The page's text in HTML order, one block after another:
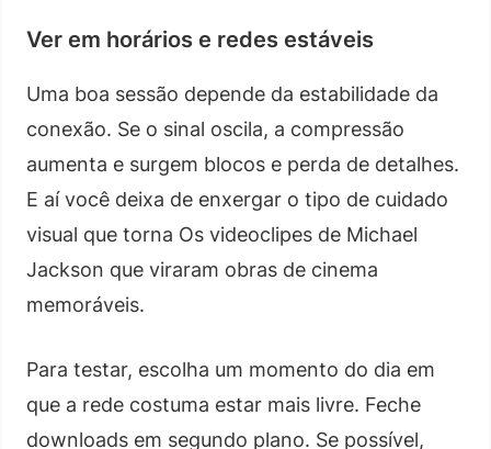
Ver em horários e redes estáveis
Uma boa sessão depende da estabilidade da
conexão. Se o sinal oscila, a compressão
aumenta e surgem blocos e perda de detalhes.
E aí você deixa de enxergar o tipo de cuidado
visual que torna Os videoclipes de Michael
Jackson que viraram obras de cinema
memoráveis.
Para testar, escolha um momento do dia em
que a rede costuma estar mais livre. Feche
downloads em segundo plano. Se possível,